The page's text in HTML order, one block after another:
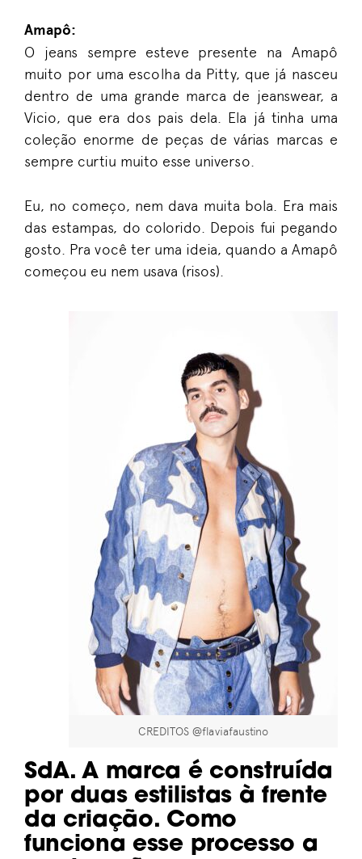
Amapô:
O jeans sempre esteve presente na Amapô
muito por uma escolha da Pitty, que já nasceu
dentro de uma grande marca de jeanswear, a
Vicio, que era dos pais dela. Ela já tinha uma
coleção enorme de peças de várias marcas e
sempre curtiu muito esse universo.
Eu, no começo, nem dava muita bola. Era mais
das estampas, do colorido. Depois fui pegando
gosto. Pra você ter uma ideia, quando a Amapô
começou eu nem usava (risos).
CREDITOS @flaviafaustino
SdA. A marca é construída
por duas estilistas à frente
da criação. Como
funciona esse processo a